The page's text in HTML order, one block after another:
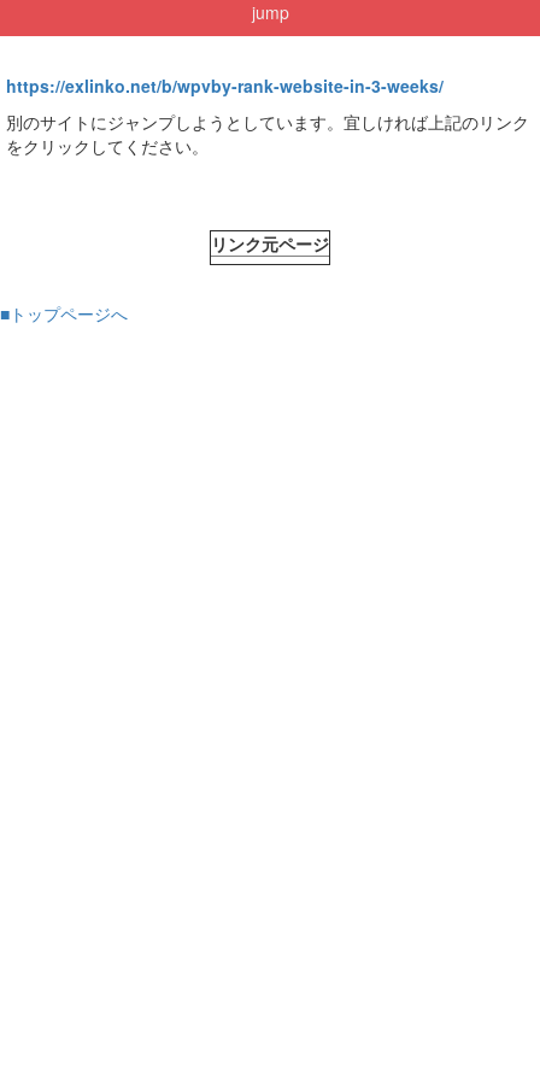
jump
https://exlinko.net/b/wpvby-rank-website-in-3-weeks/
別のサイトにジャンプしようとしています。宜しければ上記のリンク
をクリックしてください。
リンク元ページ
■トップページへ